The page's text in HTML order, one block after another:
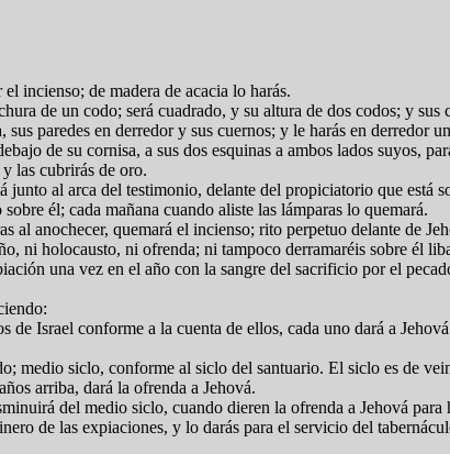
incienso; de madera de acacia lo harás.
de un codo; será cuadrado, y su altura de dos codos; y sus
paredes en derredor y sus cuernos; y le harás en derredor
de su cornisa, a sus dos esquinas a ambos lados suyos,
las cubrirás de oro.
junto al arca del testimonio, delante del propiciatorio que está
él; cada mañana cuando aliste las lámparas lo quemará.
al anochecer, quemará el incienso; rito perpetuo delante de
ni holocausto, ni ofrenda; ni tampoco derramaréis sobre él
una vez en el año con la sangre del sacrificio por el
Israel conforme a la cuenta de ellos, cada uno dará a
medio siclo, conforme al siclo del santuario. El siclo es de
arriba, dará la ofrenda a Jehová.
del medio siclo, cuando dieren la ofrenda a Jehová para
de las expiaciones, y lo darás para el servicio del